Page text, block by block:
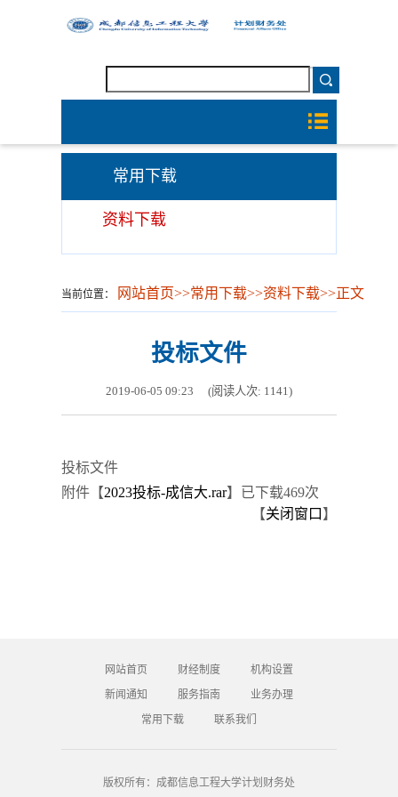
常用下载
资料下载
当前位置： 网站首页>>常用下载>>资料下载>>正文
投标文件
2019-06-05 09:23 (阅读人次: 1141)
投标文件
附件【2023投标-成信大.rar】 已下载469次
【关闭窗口 】
网站首页 财经制度
机构设置
新闻通知
服务指南
业务办理
常用下载
联系我们
版权所有：成都信息工程大学计划财务处